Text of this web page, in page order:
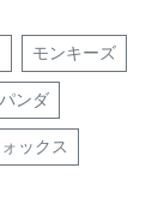
モンキーズ
パンダ
ックス